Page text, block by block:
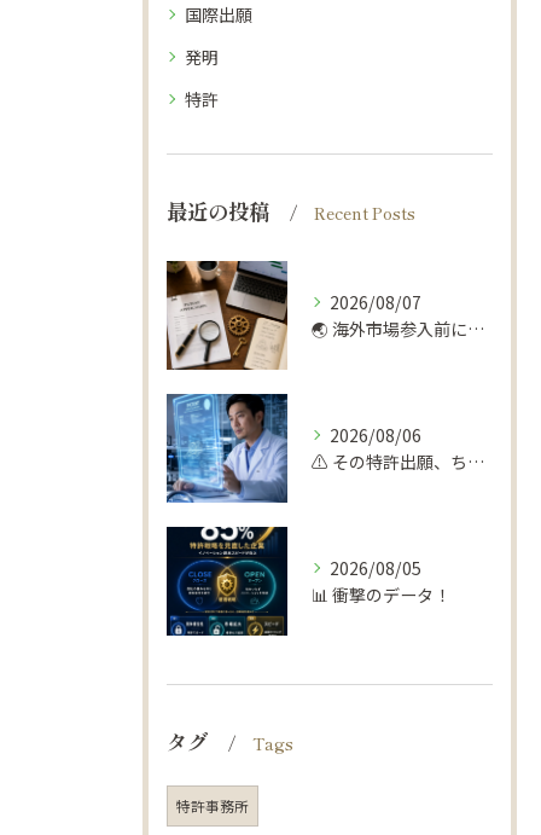
国際出願
発明
特許
最近の投稿 Recent Posts
2026/08/07
🌏 海外市場参入前に！弁理士が勧める知財デューデリ 🔍
2026/08/06
⚠️ その特許出願、ちょっと待って！
2026/08/05
📊 衝撃のデータ！
タグ Tags
特許事務所